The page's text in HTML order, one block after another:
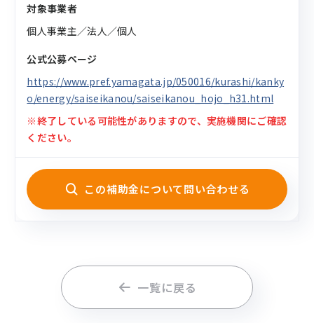
対象事業者
個人事業主／法人／個人
公式公募ページ
https://www.pref.yamagata.jp/050016/kurashi/kanky
o/energy/saiseikanou/saiseikanou_hojo_h31.html
※終了している可能性がありますので、実施機関にご確認
ください。
この補助金について問い合わせる
一覧に戻る